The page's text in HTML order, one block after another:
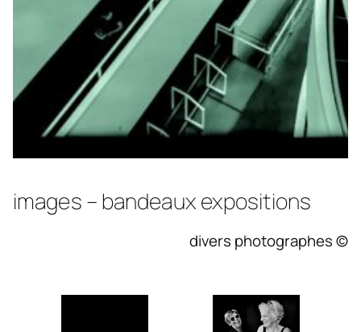
images – bandeaux expositions
divers photographes ©